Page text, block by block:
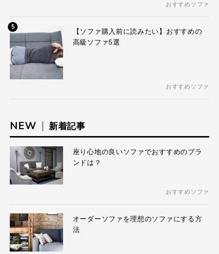
おすすめソファ
5
【ソファ購入前に読みたい】おすすめの
高級ソファ5選
おすすめソファ
NEW 新着記事
座り心地の良いソファでおすすめのブラ
ンドは？
おすすめソファ
オーダーソファを理想のソファにする方
法